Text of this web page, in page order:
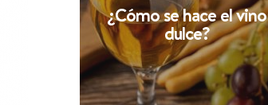
¿Cómo se hace el vino
dulce?